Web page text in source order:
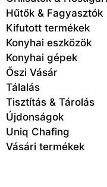
Hűtők & Fagyasztók
Kifutott termékek
Konyhai eszközök
Konyhai gépek
Őszi Vásár
Tálalás
Tisztítás & Tárolás
Újdonságok
Uniq Chafing
Vásári termékek